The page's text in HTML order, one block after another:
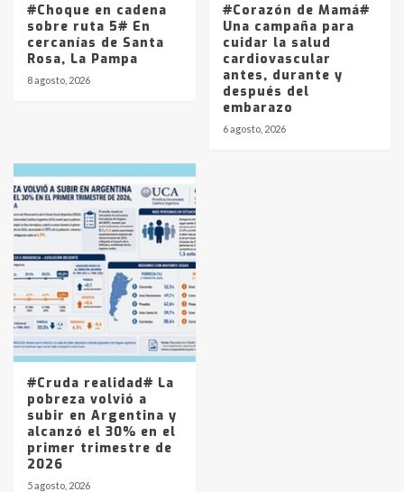
#Choque en cadena
sobre ruta 5# En
cercanías de Santa
Rosa, La Pampa
8 agosto, 2026
#Corazón de Mamá#
Una campaña para
cuidar la salud
cardiovascular
antes, durante y
después del
embarazo
6 agosto, 2026
#Cruda realidad# La
pobreza volvió a
subir en Argentina y
alcanzó el 30% en el
primer trimestre de
2026
5 agosto, 2026